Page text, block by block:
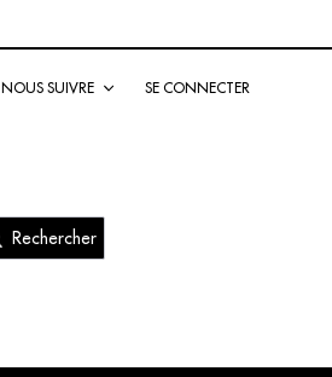
NOUS SUIVRE SE CONNECTER
Rechercher